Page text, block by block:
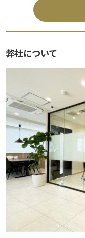
弊社について